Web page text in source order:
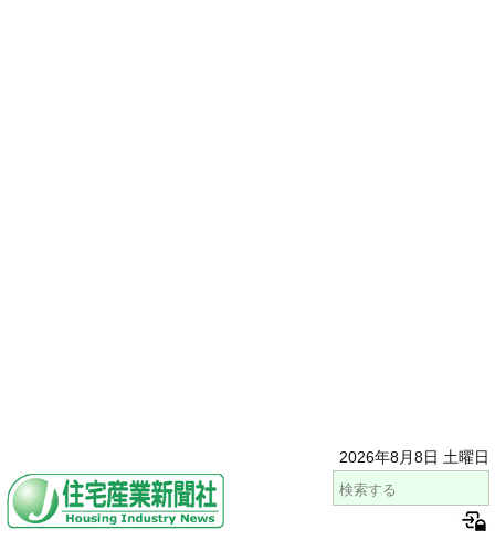
2026年8月8日 土曜日